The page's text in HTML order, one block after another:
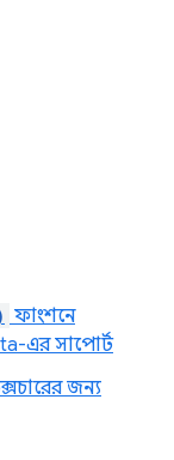
ফাংশনে
এর সাপোর্ট
জন্য